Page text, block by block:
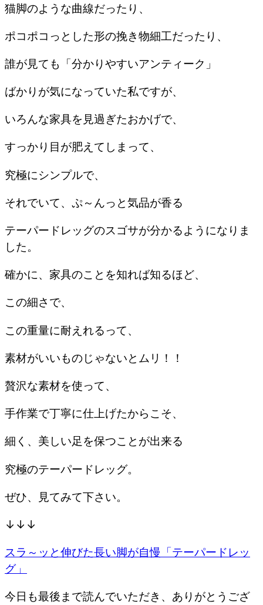
猫脚のような曲線だったり、
ポコポコっとした形の挽き物細工だったり、
誰が見ても「分かりやすいアンティーク」
ばかりが気になっていた私ですが、
いろんな家具を見過ぎたおかげで、
すっかり目が肥えてしまって、
究極にシンプルで、
それでいて、ぷ～んっと気品が香る
テーパードレッグのスゴサが分かるようになりま
した。
確かに、家具のことを知れば知るほど、
この細さで、
この重量に耐えれるって、
素材がいいものじゃないとムリ！！
贅沢な素材を使って、
手作業で丁寧に仕上げたからこそ、
細く、美しい足を保つことが出来る
究極のテーパードレッグ。
ぜひ、見てみて下さい。
↓↓↓
スラ～ッと伸びた長い脚が自慢「テーパードレッ
グ」
今日も最後まで読んでいただき、ありがとうござ